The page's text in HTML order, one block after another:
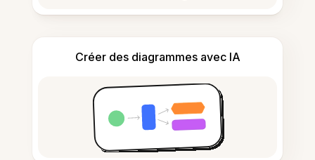
Créer des diagrammes avec IA